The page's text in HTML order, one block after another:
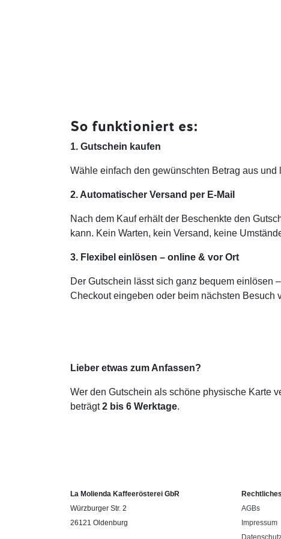
So funktioniert es:
1. Gutschein kaufen
Wähle einfach den gewünschten Betrag aus
2. Automatischer Versand per E-Mail
Nach dem Kauf erhält der Beschenkte den
kann. Kein Warten, kein Versand, keine
3. Flexibel einlösen – online & vor Ort
Der Gutschein lässt sich ganz bequem einlösen
Checkout eingeben oder beim nächsten Besuch
Lieber etwas zum Anfassen?
Wer den Gutschein als schöne physische Karte
beträgt2 bis 6 Werktage.
La Molienda Kaffeerösterei GbR
Würzburger Str. 2
26121 Oldenburg
Rechtliches
AGBs
Impressum